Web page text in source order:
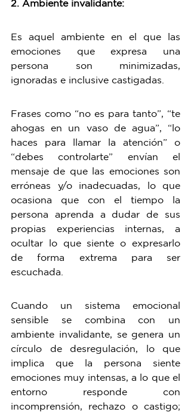
2. Ambiente invalidante:
Es aquel ambiente en el que las
emociones que expresa una
persona son minimizadas,
ignoradas e inclusive castigadas.
Frases como “no es para tanto”, “te
ahogas en un vaso de agua”, “lo
haces para llamar la atención” o
“debes controlarte” envían el
mensaje de que las emociones son
erróneas y/o inadecuadas, lo que
ocasiona que con el tiempo la
persona aprenda a dudar de sus
propias experiencias internas, a
ocultar lo que siente o expresarlo
de forma extrema para ser
escuchada.
Cuando un sistema emocional
sensible se combina con un
ambiente invalidante, se genera un
círculo de desregulación, lo que
implica que la persona siente
emociones muy intensas, a lo que el
entorno responde con
incomprensión, rechazo o castigo;